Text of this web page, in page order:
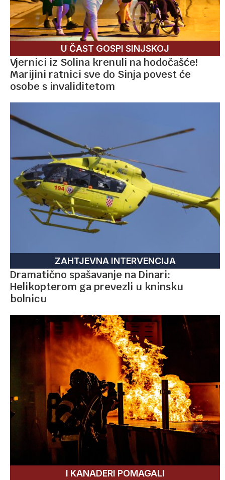
U ČAST GOSPI SINJSKOJ
Vjernici iz Solina krenuli na hodočašće!
Marijini ratnici sve do Sinja povest će
osobe s invaliditetom
ZAHTJEVNA INTERVENCIJA
Dramatično spašavanje na Dinari:
Helikopterom ga prevezli u kninsku
bolnicu
I KANADERI POMAGALI